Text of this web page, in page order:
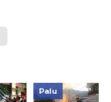
Palu